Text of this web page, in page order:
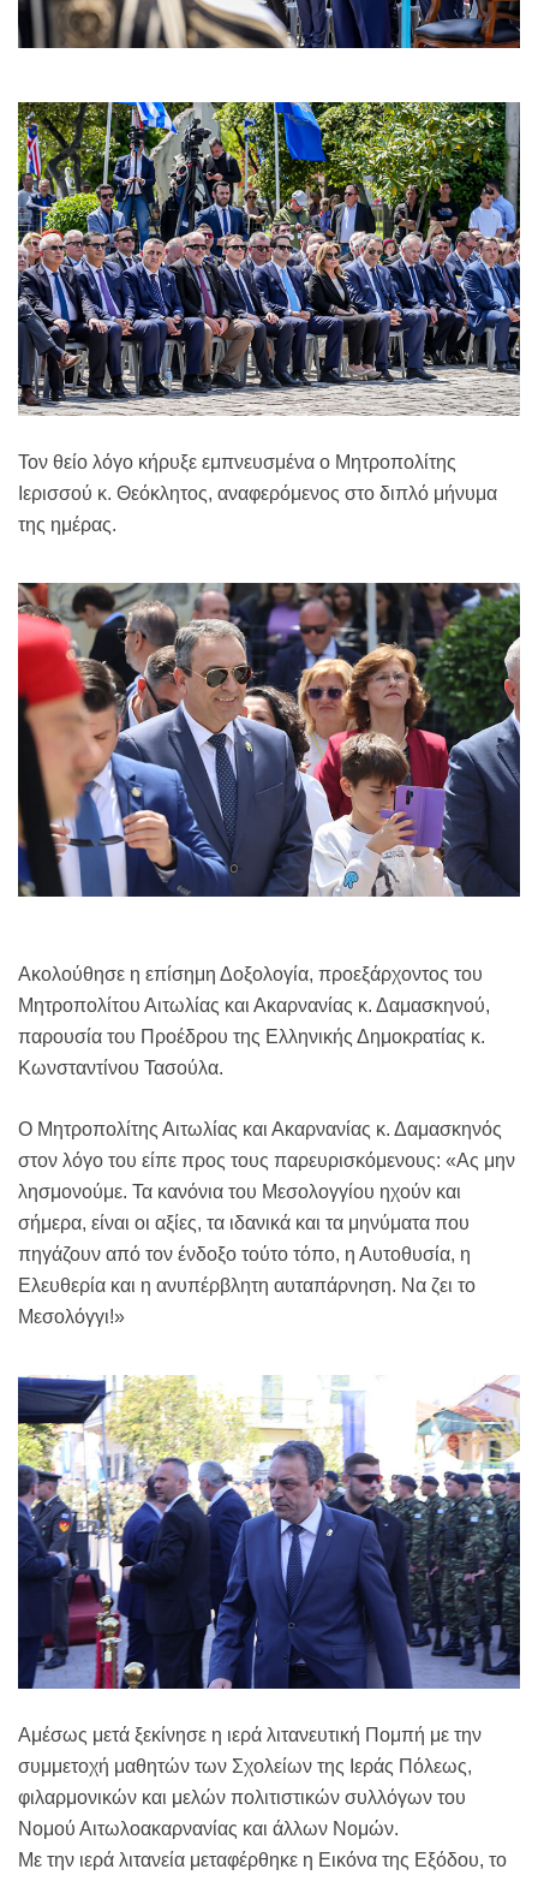
Τον θείο λόγο κήρυξε εμπνευσμένα ο Μητροπολίτης
Ιερισσού κ. Θεόκλητος, αναφερόμενος στο διπλό μήνυμα
της ημέρας.
Ακολούθησε η επίσημη Δοξολογία, προεξάρχοντος του
Μητροπολίτου Αιτωλίας και Ακαρνανίας κ. Δαμασκηνού,
παρουσία του Προέδρου της Ελληνικής Δημοκρατίας κ.
Κωνσταντίνου Τασούλα.
Ο Μητροπολίτης Αιτωλίας και Ακαρνανίας κ. Δαμασκηνός
στον λόγο του είπε προς τους παρευρισκόμενους: «Ας μην
λησμονούμε. Τα κανόνια του Μεσολογγίου ηχούν και
σήμερα, είναι οι αξίες, τα ιδανικά και τα μηνύματα που
πηγάζουν από τον ένδοξο τούτο τόπο, η Αυτοθυσία, η
Ελευθερία και η ανυπέρβλητη αυταπάρνηση. Να ζει το
Μεσολόγγι!»
Αμέσως μετά ξεκίνησε η ιερά λιτανευτική Πομπή με την
συμμετοχή μαθητών των Σχολείων της Ιεράς Πόλεως,
φιλαρμονικών και μελών πολιτιστικών συλλόγων του
Νομού Αιτωλοακαρνανίας και άλλων Νομών.
Με την ιερά λιτανεία μεταφέρθηκε η Εικόνα της Εξόδου, το